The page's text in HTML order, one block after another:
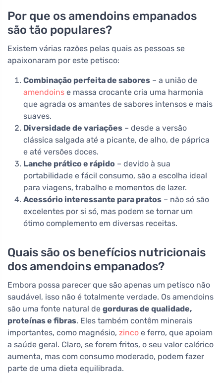
Por que os amendoins empanados
são tão populares?
Existem várias razões pelas quais as pessoas se
apaixonaram por este petisco:
Combinação perfeita de sabores – a união de
amendoins e massa crocante cria uma harmonia
que agrada os amantes de sabores intensos e mais
suaves.
Diversidade de variações – desde a versão
clássica salgada até a picante, de alho, de páprica
e até versões doces.
Lanche prático e rápido – devido à sua
portabilidade e fácil consumo, são a escolha ideal
para viagens, trabalho e momentos de lazer.
Acessório interessante para pratos – não só são
excelentes por si só, mas podem se tornar um
ótimo complemento em diversas receitas.
Quais são os benefícios nutricionais
dos amendoins empanados?
Embora possa parecer que são apenas um petisco não
saudável, isso não é totalmente verdade. Os amendoins
são uma fonte natural de gorduras de qualidade,
proteínas e fibras. Eles também contêm minerais
importantes, como magnésio, zinco e ferro, que apoiam
a saúde geral. Claro, se forem fritos, o seu valor calórico
aumenta, mas com consumo moderado, podem fazer
parte de uma dieta equilibrada.